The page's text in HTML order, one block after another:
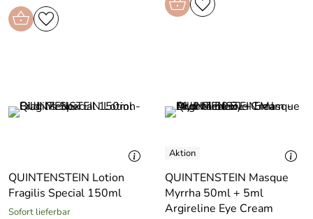
QUINTENSTEIN Lotion
Fragilis Special 150ml
Sofort lieferbar
QUINTENSTEIN Masque
Myrrha 50ml + 5ml
Argireline Eye Cream